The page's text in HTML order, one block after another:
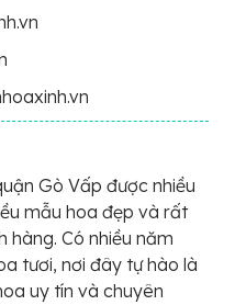
Gò Vấp được nhiều
mẫu hoa đẹp và rất
hàng. Có nhiều năm
tươi, nơi đây tự hào là
uy tín và chuyên